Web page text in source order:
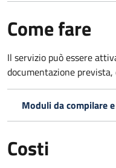
Come fare
Il servizio può essere
documentazione
Moduli da compilare
Costi